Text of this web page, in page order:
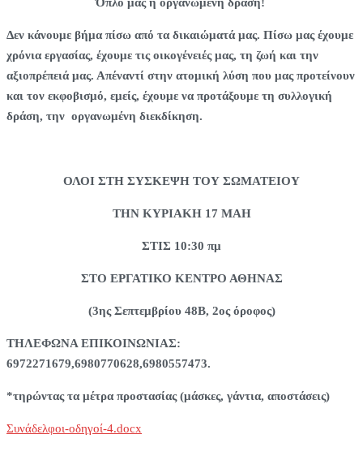
Όπλο μας η οργανωμένη δράση!
Δεν κάνουμε βήμα πίσω από τα δικαιώματά μας. Πίσω μας έχουμε
χρόνια εργασίας, έχουμε τις οικογένειές μας, τη ζωή και την
αξιοπρέπειά μας. Απέναντί στην ατομική λύση που μας προτείνουν
και τον εκφοβισμό, εμείς, έχουμε να προτάξουμε τη συλλογική
δράση, την οργανωμένη διεκδίκηση.
ΟΛΟΙ ΣΤΗ ΣΥΣΚΕΨΗ ΤΟΥ ΣΩΜΑΤΕΙΟΥ
ΤΗΝ ΚΥΡΙΑΚΗ 17 ΜΑΗ
ΣΤΙΣ 10:30 πμ
ΣΤΟ ΕΡΓΑΤΙΚΟ ΚΕΝΤΡΟ ΑΘΗΝΑΣ
(3ης Σεπτεμβρίου 48Β, 2ος όροφος)
ΤΗΛΕΦΩΝΑ ΕΠΙΚΟΙΝΩΝΙΑΣ:
6972271679,6980770628,6980557473.
*τηρώντας τα μέτρα προστασίας (μάσκες, γάντια, αποστάσεις)
Συνάδελφοι-οδηγοί-4.docx